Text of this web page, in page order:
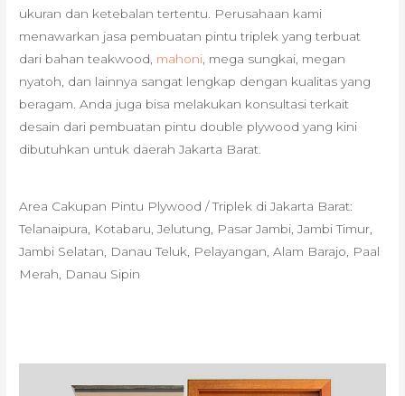
ukuran dan ketebalan tertentu. Perusahaan kami
menawarkan jasa pembuatan pintu triplek yang terbuat
dari bahan teakwood, mahoni, mega sungkai, megan
nyatoh, dan lainnya sangat lengkap dengan kualitas yang
beragam. Anda juga bisa melakukan konsultasi terkait
desain dari pembuatan pintu double plywood yang kini
dibutuhkan untuk daerah Jakarta Barat.
Area Cakupan Pintu Plywood / Triplek di Jakarta Barat:
Telanaipura, Kotabaru, Jelutung, Pasar Jambi, Jambi Timur,
Jambi Selatan, Danau Teluk, Pelayangan, Alam Barajo, Paal
Merah, Danau Sipin